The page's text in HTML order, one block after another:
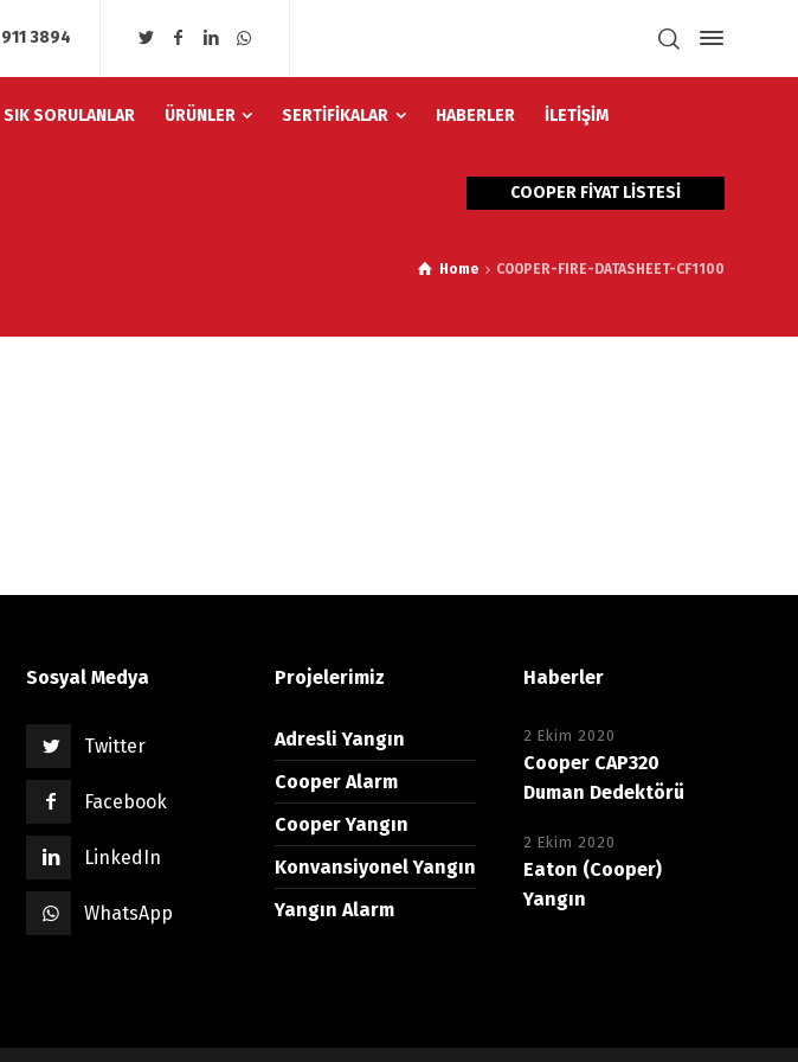
3894
SIK SORULANLAR ÜRÜNLER SERTİFİKALAR HABERLER İLETİŞİM
COOPER FİYAT LİSTESİ
Home COOPER-FIRE-DATASHEET-CF1100
Sosyal Medya
Twitter
Facebook
LinkedIn
WhatsApp
Projelerimiz
Adresli Yangın
Cooper Alarm
Cooper Yangın
Konvansiyonel Yangın
Yangın Alarm
Haberler
2 Ekim 2020
Cooper CAP320
Duman Dedektörü
2 Ekim 2020
Eaton (Cooper)
Yangın